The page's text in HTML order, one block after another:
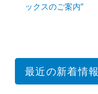
ックスのご案内”
最近の新着情報